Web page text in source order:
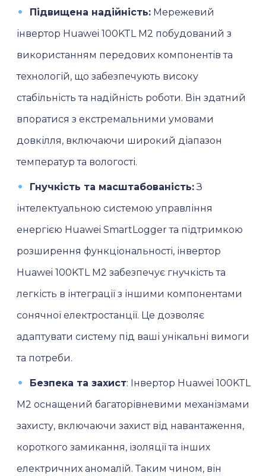
Підвищена надійність: Мережевий
інвертор Huawei 100KTL M2 побудований з
використанням передових компонентів та
технологій, що забезпечують високу
стабільність та надійність роботи. Він здатний
впоратися з екстремальними умовами
довкілля, включаючи широкий діапазон
температур та вологості.
Гнучкість та масштабованість:З
інтелектуальною системою управління
енергією Huawei SmartLogger та підтримкою
розширення функціональності, інвертор
Huawei 100KTL M2 забезпечує гнучкість та
легкість в інтеграції з іншими компонентами
сонячної електростанції. Це дозволяє
адаптувати систему під ваші унікальні вимоги
та потреби.
Безпека та захист: Інвертор Huawei 100KTL
M2 оснащений багаторівневими механізмами
захисту, включаючи захист від навантаження,
короткого замикання, ізоляції та інших
електричних аномалій. Таким чином, він